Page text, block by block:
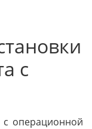
с
с операционной